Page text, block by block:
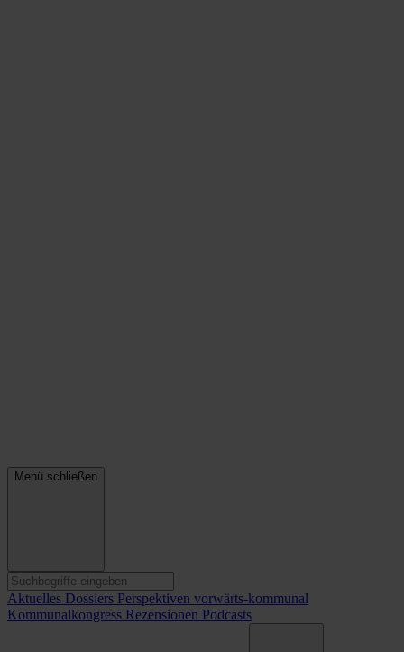
Menü schließen
Aktuelles Dossiers Perspektiven vorwärts-kommunal
Kommunalkongress Rezensionen Podcasts